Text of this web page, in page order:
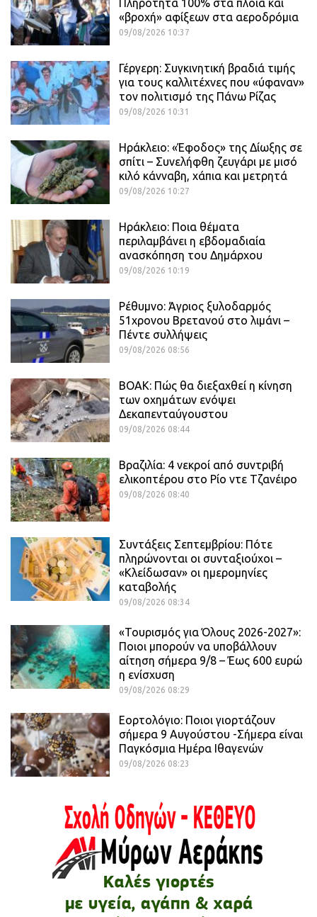
Πληρότητα 100% στα πλοία και
«βροχή» αφίξεων στα αεροδρόμια
09/08/2026 10:37
Γέργερη: Συγκινητική βραδιά τιμής
για τους καλλιτέχνες που «ύφαναν»
τον πολιτισμό της Πάνω Ρίζας
09/08/2026 10:31
Ηράκλειο: «Έφοδος» της Δίωξης σε
σπίτι – Συνελήφθη ζευγάρι με μισό
κιλό κάνναβη, χάπια και μετρητά
09/08/2026 10:27
Ηράκλειο: Ποια θέματα
περιλαμβάνει η εβδομαδιαία
ανασκόπηση του Δημάρχου
09/08/2026 10:19
Ρέθυμνο: Άγριος ξυλοδαρμός
51χρονου Βρετανού στο λιμάνι –
Πέντε συλλήψεις
09/08/2026 08:56
ΒΟΑΚ: Πώς θα διεξαχθεί η κίνηση
των οχημάτων ενόψει
Δεκαπενταύγουστου
09/08/2026 08:44
Βραζιλία: 4 νεκροί από συντριβή
ελικοπτέρου στο Ρίο ντε Τζανέιρο
09/08/2026 08:40
Συντάξεις Σεπτεμβρίου: Πότε
πληρώνονται οι συνταξιούχοι –
«Κλείδωσαν» οι ημερομηνίες
καταβολής
09/08/2026 08:34
«Τουρισμός για Όλους 2026-2027»:
Ποιοι μπορούν να υποβάλλουν
αίτηση σήμερα 9/8 – Έως 600 ευρώ
η ενίσχυση
09/08/2026 08:29
Εορτολόγιο: Ποιοι γιορτάζουν
σήμερα 9 Αυγούστου -Σήμερα είναι
Παγκόσμια Ημέρα Ιθαγενών
09/08/2026 08:23